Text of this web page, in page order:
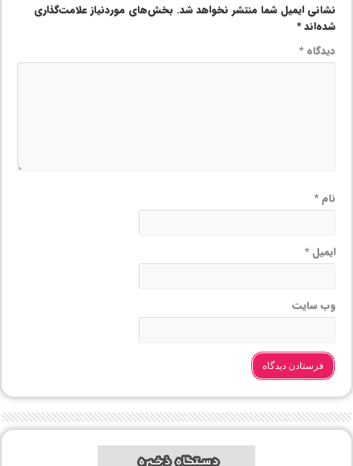
نشانی ایمیل شما منتشر نخواهد شد. بخش‌های موردنیاز علامت‌گذاری
شده‌اند*
دیدگاه*
نام*
ایمیل*
وب‌ سایت